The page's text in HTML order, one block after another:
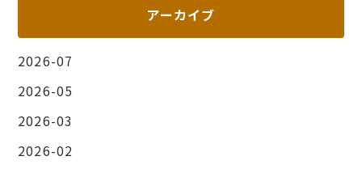
アーカイブ
2026-07
2026-05
2026-03
2026-02